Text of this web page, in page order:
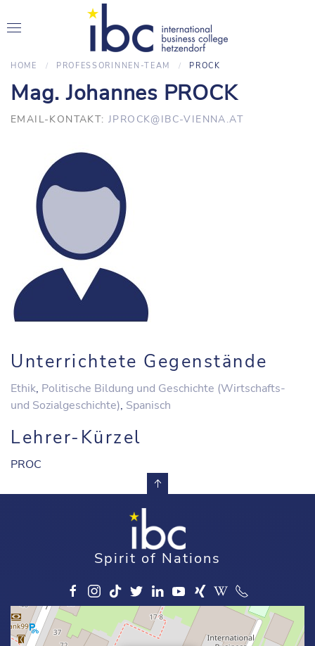
HOME PROFESSORINNEN-TEAM PROCK
Mag. Johannes PROCK
EMAIL-KONTAKT: JPROCK@IBC-VIENNA.AT
Unterrichtete Gegenstände
Ethik, Politische Bildung und Geschichte (Wirtschafts-
und Sozialgeschichte), Spanisch
Lehrer-Kürzel
PROC
Spirit of Nations